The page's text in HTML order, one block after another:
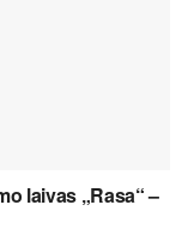
laivas „Rasa“ –